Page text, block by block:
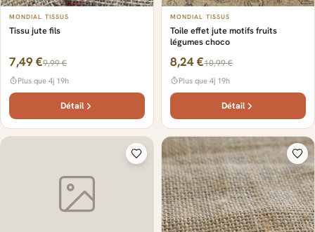
MONDIAL TISSUS
Tissu jute fils
7,49 €9,99 €
Plus que 4j 19h
Détail
MONDIAL TISSUS
Toile effet jute motifs fruits
légumes choco
8,24 €10,99 €
Plus que 4j 19h
Détail